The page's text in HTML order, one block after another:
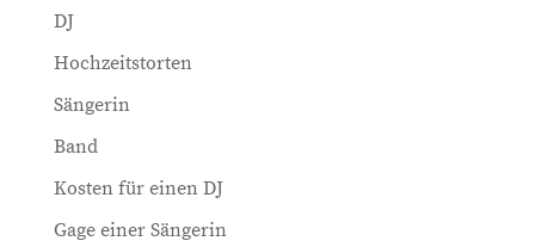
DJ
Hochzeitstorten
Sängerin
Band
Kosten für einen DJ
Gage einer Sängerin